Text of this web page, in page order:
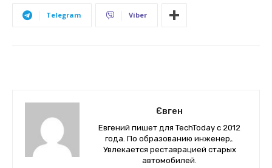
Telegram Viber
Євген
Евгений пишет для TechToday с 2012
года. По образованию инженер,.
Увлекается реставрацией старых
автомобилей.